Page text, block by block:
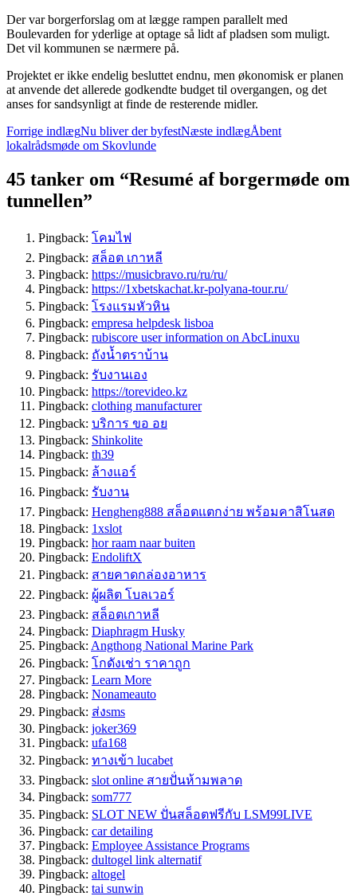
Der var borgerforslag om at lægge rampen parallelt med
Boulevarden for yderlige at optage så lidt af pladsen som muligt.
Det vil kommunen se nærmere på.
Projektet er ikke endelig besluttet endnu, men økonomisk er planen
at anvende det allerede godkendte budget til overgangen, og det
anses for sandsynligt at finde de resterende midler.
Indlægsnavigation
Forrige indlægNu bliver der byfestNæste indlægÅbent
lokalrådsmøde om Skovlunde
45 tanker om “Resumé af borgermøde om
tunnellen”
Pingback: โคมไฟ
Pingback: สล็อต เกาหลี
Pingback: https://musicbravo.ru/ru/ru/
Pingback: https://1xbetskachat.kr-polyana-tour.ru/
Pingback: โรงแรมหัวหิน
Pingback: empresa helpdesk lisboa
Pingback: rubiscore user information on AbcLinuxu
Pingback: ถังน้ำตราบ้าน
Pingback: รับงานเอง
Pingback: https://torevideo.kz
Pingback: clothing manufacturer
Pingback: บริการ ขอ อย
Pingback: Shinkolite
Pingback: th39
Pingback: ล้างแอร์
Pingback: รับงาน
Pingback: Hengheng888 สล็อตแตกง่าย พร้อมคาสิโนสด
Pingback: 1xslot
Pingback: hor raam naar buiten
Pingback: EndoliftX
Pingback: สายคาดกล่องอาหาร
Pingback: ผู้ผลิต โบลเวอร์
Pingback: สล็อตเกาหลี
Pingback: Diaphragm Husky
Pingback: Angthong National Marine Park
Pingback: โกดังเช่า ราคาถูก
Pingback: Learn More
Pingback: Nonameauto
Pingback: ส่งsms
Pingback: joker369
Pingback: ufa168
Pingback: ทางเข้า lucabet
Pingback: slot online สายปั่นห้ามพลาด
Pingback: som777
Pingback: SLOT NEW ปั่นสล็อตฟรีกับ LSM99LIVE
Pingback: car detailing
Pingback: Employee Assistance Programs
Pingback: dultogel link alternatif
Pingback: altogel
Pingback: tai sunwin